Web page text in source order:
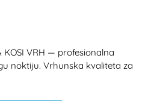
KOSI VRH — profesionalna
noktiju. Vrhunska kvaliteta za